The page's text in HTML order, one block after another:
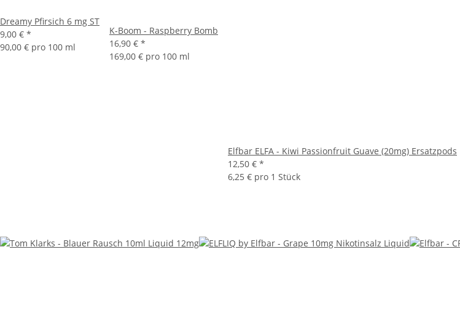
Dreamy Pfirsich 6 mg ST
9,00 € *
90,00 € pro 100 ml
K-Boom - Raspberry Bomb
16,90 € *
169,00 € pro 100 ml
Elfbar ELFA - Kiwi Passionfruit Guave (20mg) Ersatzpods
12,50 € *
6,25 € pro 1 Stück